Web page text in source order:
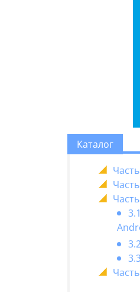
Каталог